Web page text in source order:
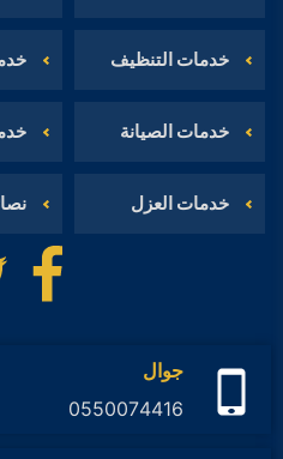
خدمات التنظيف
خدمات الصيانة
خدمات العزل
تابعنا
جوال
0550074416